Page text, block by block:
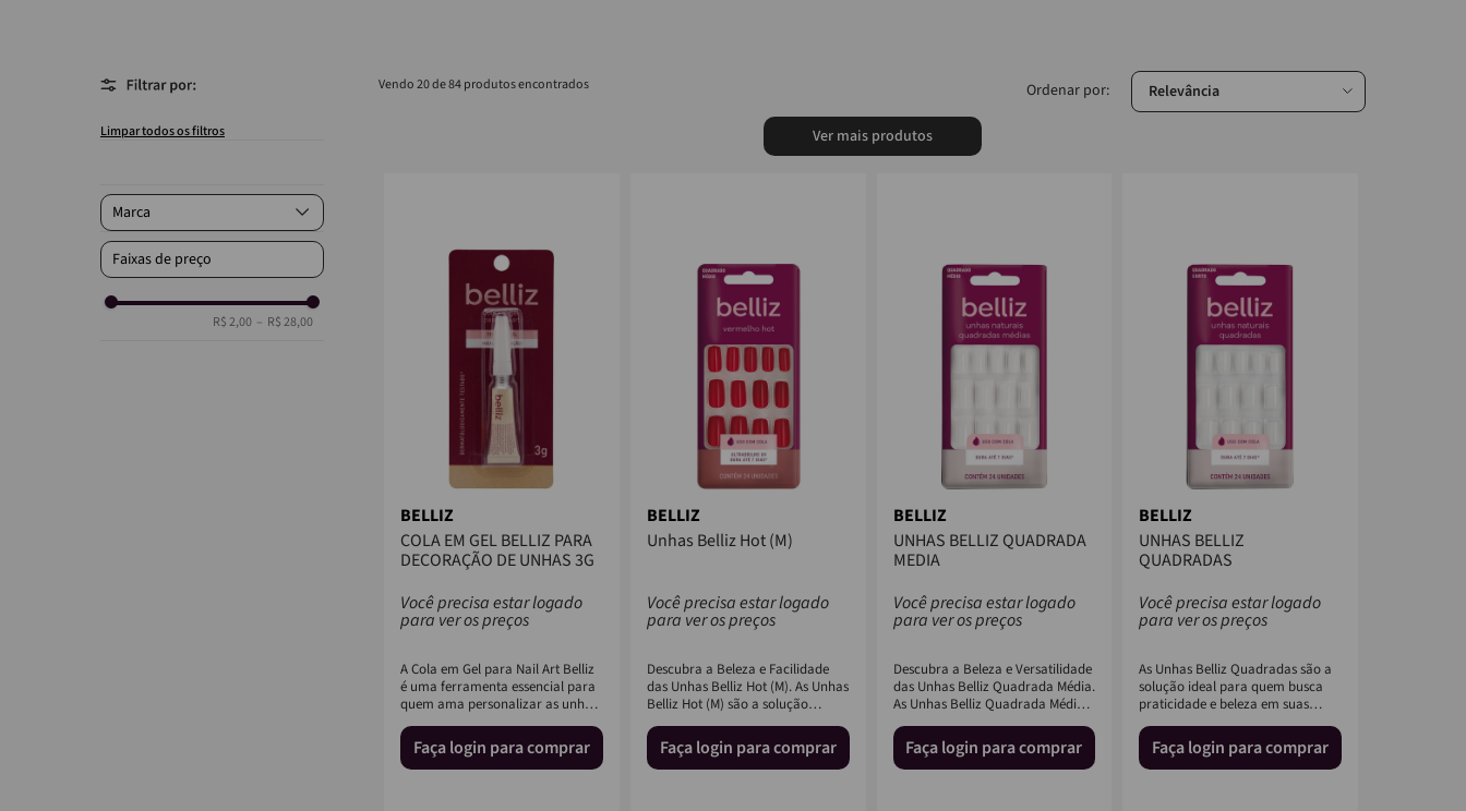
Marca
Ricca
Belliz
Faixas de preço
R$ 2,00 – R$ 28,00
20 de 84 Relevância
BELLIZ
COLA EM GEL BELLIZ PARA
DECORAÇÃO DE UNHAS 3G
Você precisa estar logado
para ver os preços
A Cola em Gel para Nail Art Belliz
é uma ferramenta essencial para
quem ama personalizar as unhas
com adereços como
Faça login para comprar
BELLIZ
Unhas Belliz Hot (M)
Você precisa estar logado
para ver os preços
Descubra a Beleza e Facilidade
das Unhas Belliz Hot (M). As Unhas
Belliz Hot (M) são a solução
perfeita para quem bus...
Faça login para comprar
BELLIZ
UNHAS BELLIZ QUADRADA
MEDIA
Você precisa estar logado
para ver os preços
Descubra a Beleza e Versatilidade
das Unhas Belliz Quadrada Média.
As Unhas Belliz Quadrada Média
são a escolha ideal...
Faça login para comprar
BELLIZ
UNHAS BELLIZ
QUADRADAS
Você precisa estar logado
para ver os preços
As Unhas Belliz Quadradas são a
solução ideal para quem busca
praticidade e beleza em suas
mãos. Feitas a partir de
Faça login para comprar